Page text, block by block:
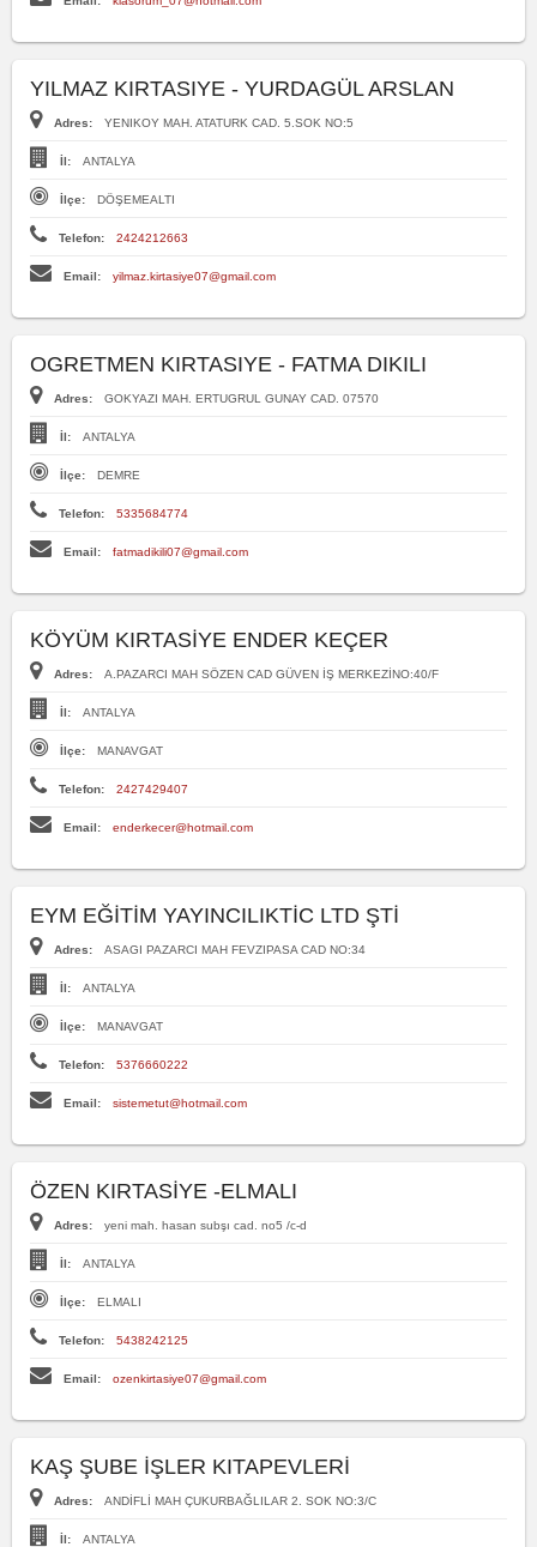
YILMAZ KIRTASIYE - YURDAGÜL ARSLAN
Adres: YENIKOY MAH. ATATURK CAD. 5.SOK NO:5
İl: ANTALYA
İlçe: DÖŞEMEALTI
Telefon: 2424212663
Email: yilmaz.kirtasiye07@gmail.com
OGRETMEN KIRTASIYE - FATMA DIKILI
Adres: GOKYAZI MAH. ERTUGRUL GUNAY CAD. 07570
İl: ANTALYA
İlçe: DEMRE
Telefon: 5335684774
Email: fatmadikili07@gmail.com
KÖYÜM KIRTASİYE ENDER KEÇER
Adres: A.PAZARCI MAH SÖZEN CAD GÜVEN İŞ MERKEZİNO:40/F
İl: ANTALYA
İlçe: MANAVGAT
Telefon: 2427429407
Email: enderkecer@hotmail.com
EYM EĞİTİM YAYINCILIKTİC LTD ŞTİ
Adres: ASAGI PAZARCI MAH FEVZIPASA CAD NO:34
İl: ANTALYA
İlçe: MANAVGAT
Telefon: 5376660222
Email: sistemetut@hotmail.com
ÖZEN KIRTASİYE -ELMALI
Adres: yeni mah. hasan subşı cad. no5 /c-d
İl: ANTALYA
İlçe: ELMALI
Telefon: 5438242125
Email: ozenkirtasiye07@gmail.com
KAŞ ŞUBE İŞLER KITAPEVLERİ
Adres: ANDİFLİ MAH ÇUKURBAĞLILAR 2. SOK NO:3/C
İl: ANTALYA